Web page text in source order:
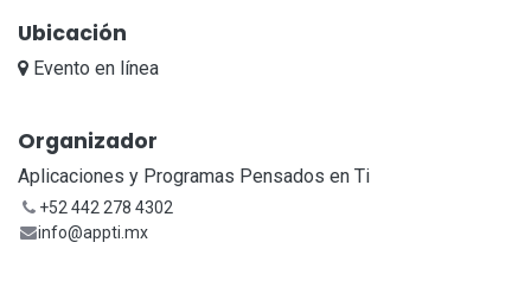
Ubicación
Evento en línea
Organizador
Aplicaciones y Programas Pensados en Ti
+52 442 278 4302
info@appti.mx